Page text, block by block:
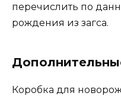
перечислить по
рождения из загса.
Коробка для